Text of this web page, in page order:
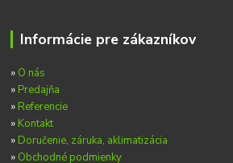
Informácie pre zákazníkov
» O nás
» Predajňa
» Referencie
» Kontakt
» Doručenie, záruka, aklimatizácia
» Obchodné podmienky